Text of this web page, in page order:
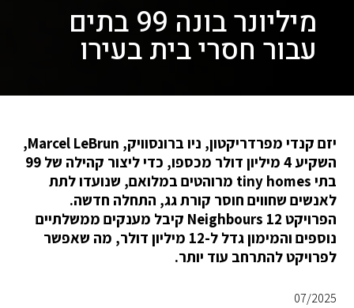
מיליונר בונה 99 בתים
עבור חסרי בית בעירו
יזם קנדי ​​מפרדריקטון, ניו ברונסוויק, Marcel LeBrun,
השקיע 4 מיליון דולר מכספו, כדי ליצור קהילה של 99
בתי tiny homes מרוהטים במלואם, שנועדו לתת
לאנשים שחווים חוסר קורת גג, התחלה חדשה.
הפרויקט 12 Neighbours קיבל מענקים ממשלתיים
נוספים והמימון גדל ל-12 מיליון דולר, מה שאפשר
לפרויקט להתרחב עוד יותר.
07/2025